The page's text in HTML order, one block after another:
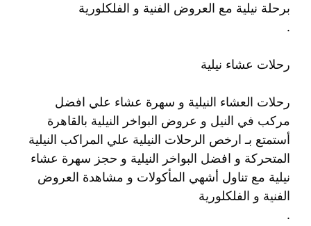
برحلة نيلية مع العروض الفنية و الفلكلورية
.
رحلات عشاء نيلية
رحلات العشاء النيلية و سهرة عشاء علي افضل
مركب في النيل و عروض البواخر النيلية بالقاهرة
أستمتع بـ ارخص الرحلات النيلية علي المراكب النيلية
المتحركة و افضل البواخر النيلية و حجز سهرة عشاء
نيلية مع تناول أشهي المأكولات و مشاهدة العروض
الفنية و الفلكلورية
.